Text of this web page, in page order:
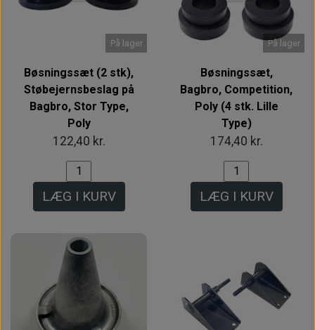
På lager
Bøsningssæt (2 stk),
Støbejernsbeslag på
Bagbro, Stor Type,
Poly
122,40 kr.
LÆG I KURV
På lager
Bøsningssæt,
Bagbro, Competition,
Poly (4 stk. Lille
Type)
174,40 kr.
LÆG I KURV